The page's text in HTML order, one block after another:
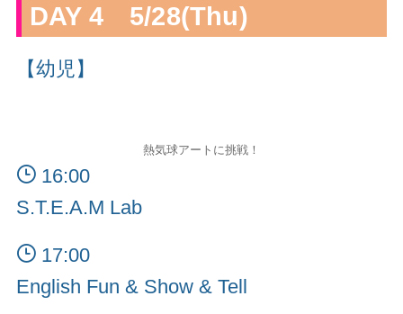
DAY 4 5/28(Thu)
【幼児】
熱気球アートに挑戦！
16:00
S.T.E.A.M Lab
17:00
English Fun & Show & Tell